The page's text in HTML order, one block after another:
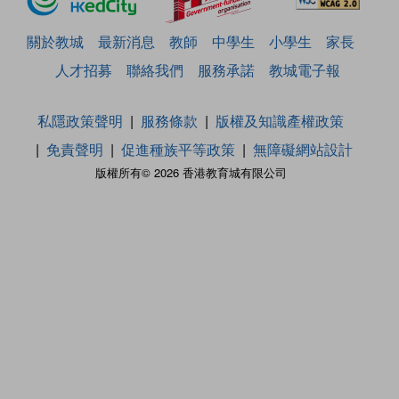
關於教城 最新消息 教師 中學生 小學生
家長
人才招募
聯絡我們 服務承諾 教城電子報
版權所有© 2026 香港教育城有限公司
私隱政策聲明 服務條款
版權及知識產權政策
免責聲明
促進種族平等政策 無障礙網站設計